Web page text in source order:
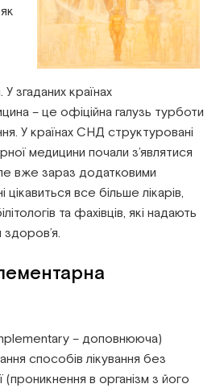
згаданих країнах
– це офіційна галузь турботи
У країнах СНД структуровані
медицини почали з’являтися
вже зараз додатковими
все більше лікарів,
та фахівців, які надають
здоров’я.
– доповнююча)
способів лікування без
(проникнення в організм з його
по Барралю